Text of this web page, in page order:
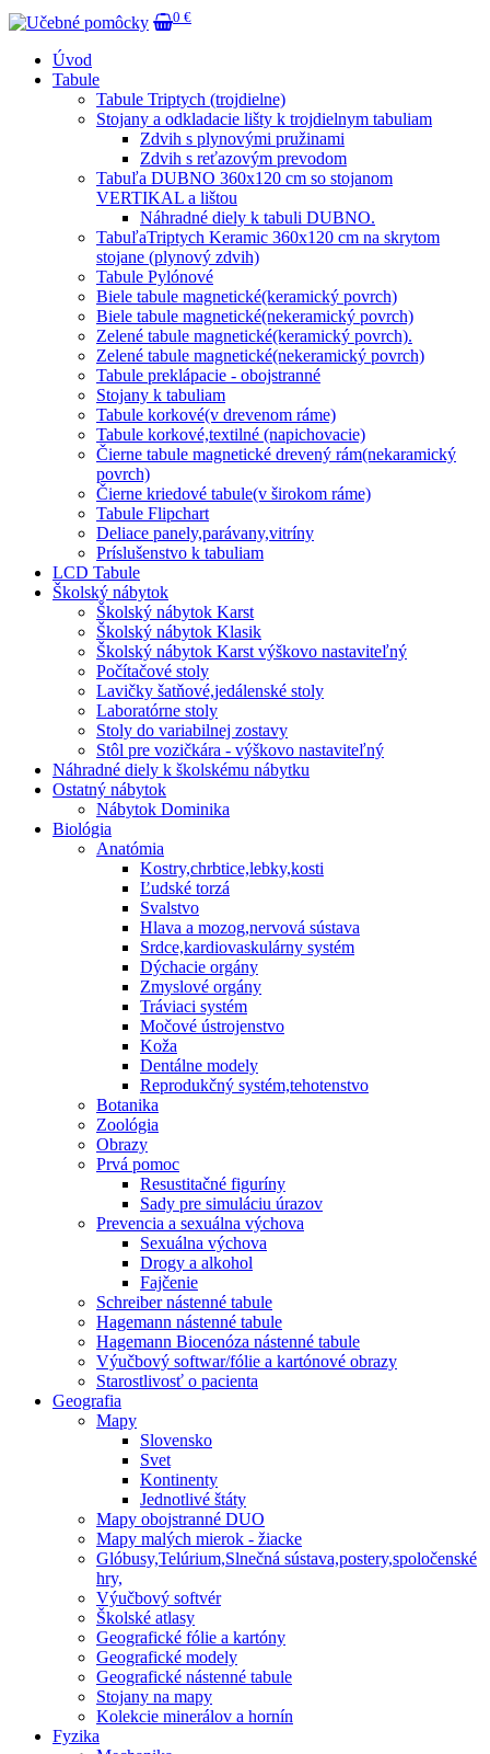
0 €
Úvod
Tabule
Tabule Triptych (trojdielne)
Stojany a odkladacie lišty k trojdielnym tabuliam
Zdvih s plynovými pružinami
Zdvih s reťazovým prevodom
Tabuľa DUBNO 360x120 cm so stojanom
VERTIKAL a lištou
Náhradné diely k tabuli DUBNO.
TabuľaTriptych Keramic 360x120 cm na skrytom
stojane (plynový zdvih)
Tabule Pylónové
Biele tabule magnetické(keramický povrch)
Biele tabule magnetické(nekeramický povrch)
Zelené tabule magnetické(keramický povrch).
Zelené tabule magnetické(nekeramický povrch)
Tabule preklápacie - obojstranné
Stojany k tabuliam
Tabule korkové(v drevenom ráme)
Tabule korkové,textilné (napichovacie)
Čierne tabule magnetické drevený rám(nekaramický
povrch)
Čierne kriedové tabule(v širokom ráme)
Tabule Flipchart
Deliace panely,parávany,vitríny
Príslušenstvo k tabuliam
LCD Tabule
Školský nábytok
Školský nábytok Karst
Školský nábytok Klasik
Školský nábytok Karst výškovo nastaviteľný
Počítačové stoly
Lavičky šatňové,jedálenské stoly
Laboratórne stoly
Stoly do variabilnej zostavy
Stôl pre vozičkára - výškovo nastaviteľný
Náhradné diely k školskému nábytku
Ostatný nábytok
Nábytok Dominika
Biológia
Anatómia
Kostry,chrbtice,lebky,kosti
Ľudské torzá
Svalstvo
Hlava a mozog,nervová sústava
Srdce,kardiovaskulárny systém
Dýchacie orgány
Zmyslové orgány
Tráviaci systém
Močové ústrojenstvo
Koža
Dentálne modely
Reprodukčný systém,tehotenstvo
Botanika
Zoológia
Obrazy
Prvá pomoc
Resustitačné figuríny
Sady pre simuláciu úrazov
Prevencia a sexuálna výchova
Sexuálna výchova
Drogy a alkohol
Fajčenie
Schreiber nástenné tabule
Hagemann nástenné tabule
Hagemann Biocenóza nástenné tabule
Výučbový softwar/fólie a kartónové obrazy
Starostlivosť o pacienta
Geografia
Mapy
Slovensko
Svet
Kontinenty
Jednotlivé štáty
Mapy obojstranné DUO
Mapy malých mierok - žiacke
Glóbusy,Telúrium,Slnečná sústava,postery,spoločenské
hry,
Výučbový softvér
Školské atlasy
Geografické fólie a kartóny
Geografické modely
Geografické nástenné tabule
Stojany na mapy
Kolekcie minerálov a hornín
Fyzika